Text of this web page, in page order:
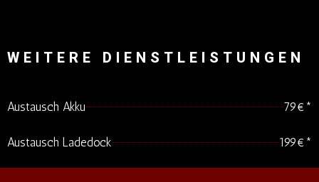
WEITERE DIENSTLEISTUNGEN
Austausch Akku 79€*
Austausch Ladedock 199€*